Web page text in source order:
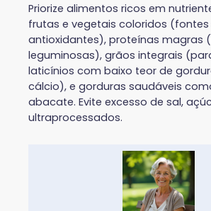
Priorize alimentos ricos em
frutas e vegetais coloridos (fontes
antioxidantes), proteínas magras
leguminosas), grãos integrais
laticínios com baixo teor de
cálcio), e gorduras saudáveis
abacate. Evite excesso de sal,
ultraprocessados.